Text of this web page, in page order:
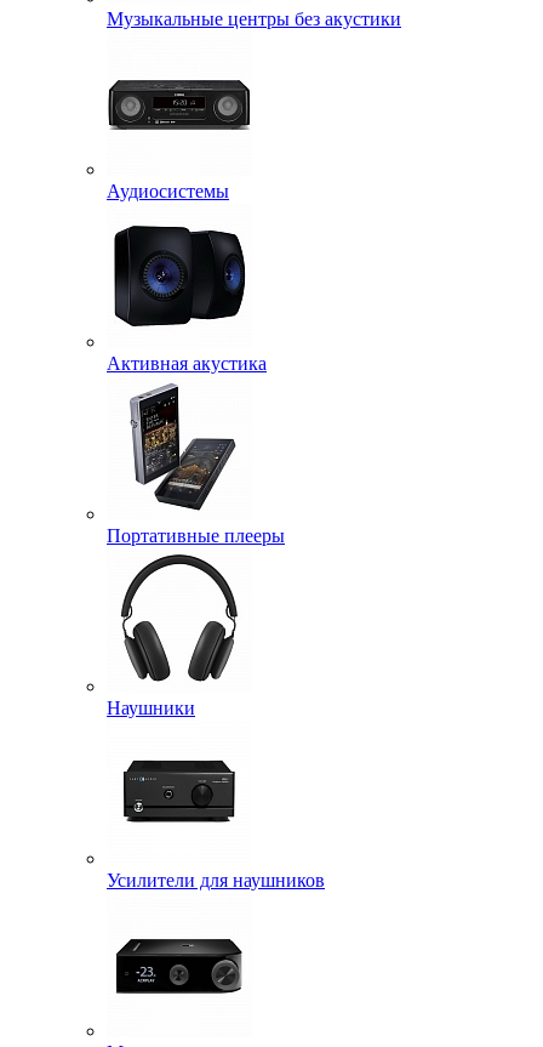
Музыкальные центры без акустики
Аудиосистемы
Активная акустика
Портативные плееры
Наушники
Усилители для наушников